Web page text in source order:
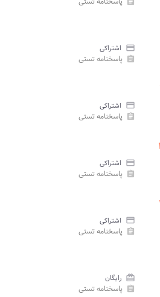
credit_card اشتراکی
assignment پاسخنامه تستی
credit_card اشتراکی
assignment پاسخنامه تستی
credit_card اشتراکی
assignment پاسخنامه تستی
credit_card اشتراکی
assignment پاسخنامه تستی
card_giftcard رایگان
assignment پاسخنامه تستی